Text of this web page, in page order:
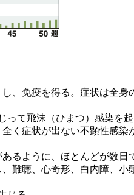
、免疫を得る。症状は全
て飛沫（ひまつ）感染を
く症状が出ない不顕性感
あるように、ほとんどが数
難聴、心奇形、白内障、小